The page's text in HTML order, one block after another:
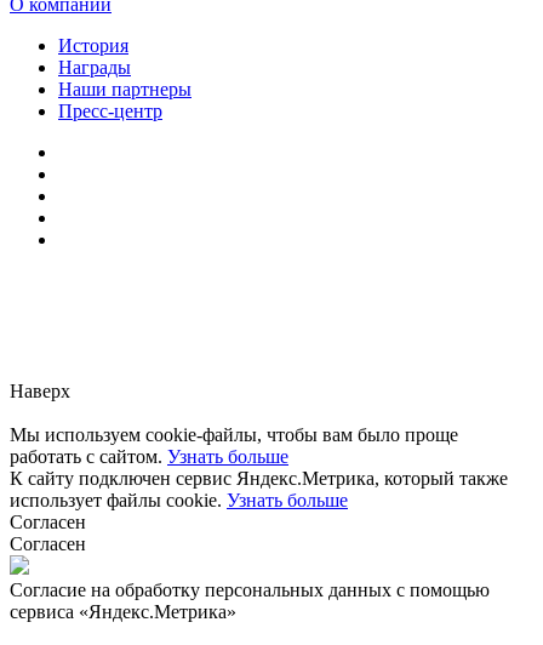
История
Награды
Наши партнеры
Пресс-центр
Наверх
Мы используем cookie-файлы, чтобы вам было проще
работать с сайтом. Узнать больше
К сайту подключен сервис Яндекс.Метрика, который также
использует файлы cookie. Узнать больше
Согласен
Согласен
Согласие на обработку персональных данных с помощью
сервиса «Яндекс.Метрика»